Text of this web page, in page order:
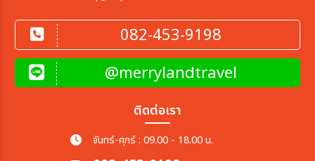
082-453-9198
@merrylandtravel
ติดต่อเรา
จันทร์-ศุกร์ : 09.00 - 18.00 น.